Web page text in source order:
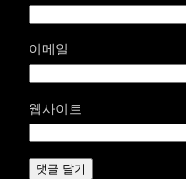
이메일
웹사이트